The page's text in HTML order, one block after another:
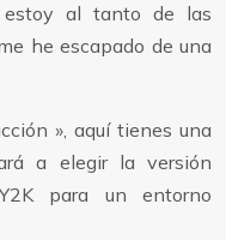
estoy al tanto de las
he escapado de una
», aquí tienes una
a elegir la versión
para un entorno